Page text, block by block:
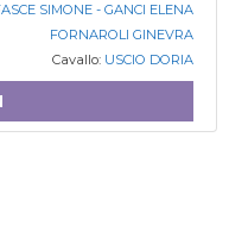
SIMONE - GANCI ELENA
FORNAROLI GINEVRA
Cavallo: USCIO DORIA